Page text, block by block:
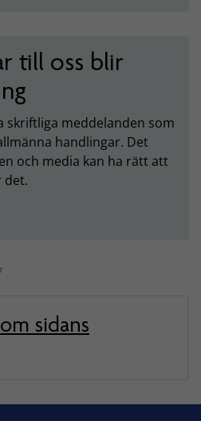
till oss blir
skriftliga meddelanden som
handlingar. Det
och media kan ha rätt att
det.
sidans